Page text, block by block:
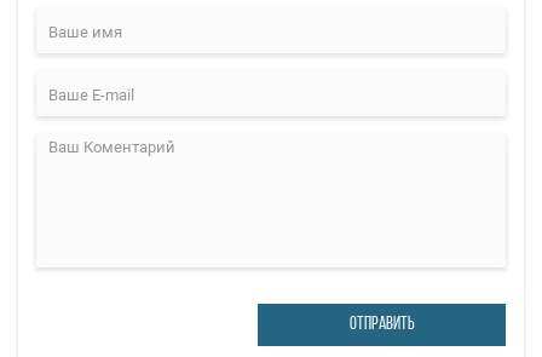
ОТПРАВИТЬ